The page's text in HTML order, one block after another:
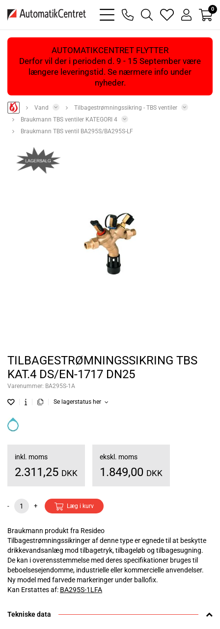
bars
light
phone
magnifying
glass
heart
light
user
light
0
AUTOMATIKCENTRET FLYTTER
Derfor vil der i perioden d. 9 - 15 September være
længere leveringstid. Se nærmere info under
nyheder.
Vand
Tilbagestrømningssikring - TBS ventiler
Braukmann TBS ventiler KATEGORI 4
Braukmann TBS ventil BA295S/BA295S-LF
TILBAGESTRØMNINGSSIKRING TBS
KAT.4 DS/EN-1717 DN25
Varenummer: BA295S-1A
Se lagerstatus her
inkl. moms
2.311,25 DKK
ekskl. moms
1.849,00 DKK
- + Læg i kurv
Braukmann produkt fra Resideo
Tilbagestrømningssikringer af denne type er egnede til at beskytte
drikkevandsanlæg mod tilbagetryk, tilbageløb og tilbagesugning.
De kan i overensstemmelse med deres specifikationer bruges til
beboelsesejendomme, industrielle eller kommercielle anvendelser.
Ny model med farvede markeringer under ballofix.
Kan Erstattes af: BA295S-1LFA
Tekniske data